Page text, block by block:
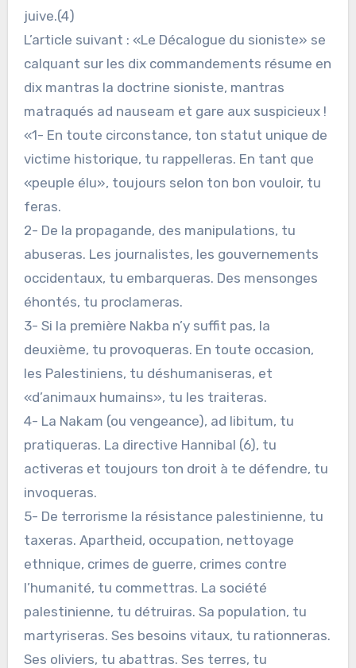
juive.(4)
L’article suivant : «Le Décalogue du sioniste» se
calquant sur les dix commandements résume en
dix mantras la doctrine sioniste, mantras
matraqués ad nauseam et gare aux suspicieux !
«1- En toute circonstance, ton statut unique de
victime historique, tu rappelleras. En tant que
«peuple élu», toujours selon ton bon vouloir, tu
feras.
2- De la propagande, des manipulations, tu
abuseras. Les journalistes, les gouvernements
occidentaux, tu embarqueras. Des mensonges
éhontés, tu proclameras.
3- Si la première Nakba n’y suffit pas, la
deuxième, tu provoqueras. En toute occasion,
les Palestiniens, tu déshumaniseras, et
«d’animaux humains», tu les traiteras.
4- La Nakam (ou vengeance), ad libitum, tu
pratiqueras. La directive Hannibal (6), tu
activeras et toujours ton droit à te défendre, tu
invoqueras.
5- De terrorisme la résistance palestinienne, tu
taxeras. Apartheid, occupation, nettoyage
ethnique, crimes de guerre, crimes contre
l’humanité, tu commettras. La société
palestinienne, tu détruiras. Sa population, tu
martyriseras. Ses besoins vitaux, tu rationneras.
Ses oliviers, tu abattras. Ses terres, tu